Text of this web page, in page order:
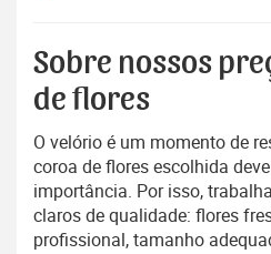
Sobre nossos
de flores
O velório é um momento de
coroa de flores escolhida
importância. Por isso,
claros de qualidade: flores
profissional, tamanho